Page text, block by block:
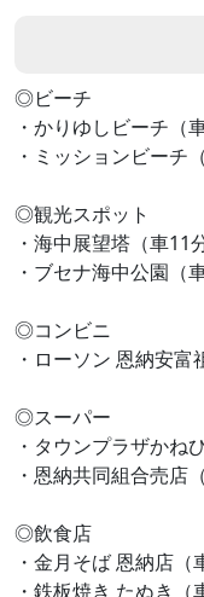
◎ビーチ
・かりゆしビーチ（
・ミッションビーチ
◎観光スポット
・海中展望塔（車11
・ブセナ海中公園（
◎コンビニ
・ローソン 恩納安富
◎スーパー
・タウンプラザかね
・恩納共同組合売店
◎飲食店
・金月そば 恩納店（
・鉄板焼き たぬき（